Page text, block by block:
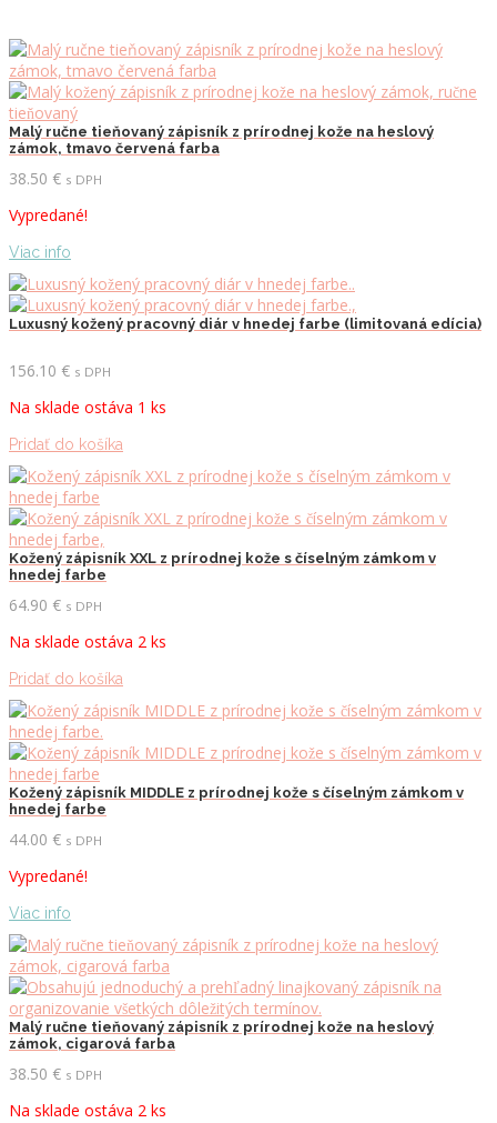
Malý ručne tieňovaný zápisník z prírodnej kože na heslový
zámok, tmavo červená farba
38.50 € s DPH
Vypredané!
Viac info
Luxusný kožený pracovný diár v hnedej farbe (limitovaná edícia)
156.10 € s DPH
Na sklade ostáva 1 ks
Pridať do košíka
Kožený zápisník XXL z prírodnej kože s číselným zámkom v
hnedej farbe
64.90 € s DPH
Na sklade ostáva 2 ks
Pridať do košíka
Kožený zápisník MIDDLE z prírodnej kože s číselným zámkom v
hnedej farbe
44.00 € s DPH
Vypredané!
Viac info
Malý ručne tieňovaný zápisník z prírodnej kože na heslový
zámok, cigarová farba
38.50 € s DPH
Na sklade ostáva 2 ks